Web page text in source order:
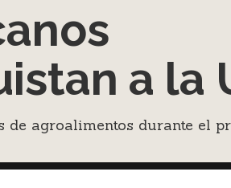
a la
de agroalimentos durante el